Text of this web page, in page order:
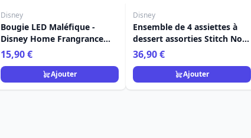
Disney
Bougie LED Maléfique -
Disney Home Frangrance
Collection
15,90 €
Ajouter
Disney
Ensemble de 4 assiettes à
dessert assorties Stitch Noël
- Egan Disney Home
36,90 €
Ajouter